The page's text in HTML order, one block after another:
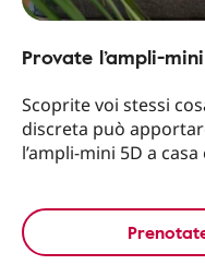
Provate l’ampli-
Scoprite voi stessi
discreta può
l’ampli-mini 5D a